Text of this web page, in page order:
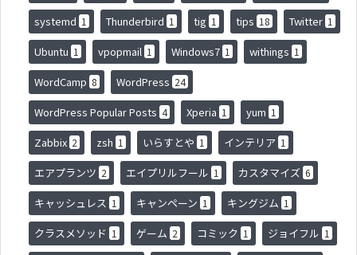
systemd 1 Thunderbird 1 tig 1 tips 18 Twitter 1
Ubuntu 1 vpopmail 1 Windows7 1 withings 1
WordCamp 8 WordPress 24
WordPress Popular Posts 4 Xperia 1 yum 1
Zabbix 2 zsh 1 いらすとや 1 インテリア 1
エアプランツ 2 エイプリルフール 1 カスタマイズ 6
キャッシュレス 1 キャンペーン 1 キングジム 1
クラスメソッド 1 ゲーム 2 コミック 1 ジョイフル 1